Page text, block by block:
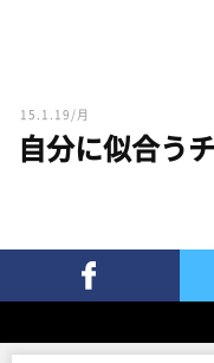
15.1.19/月
自分に似合う